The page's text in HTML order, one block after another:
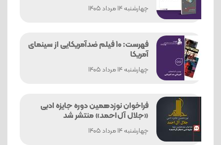
چهارشنبه 14 مرداد 1405
فهرست: 10 فیلم ضدآمریکایی از سینمای
آمریکا
چهارشنبه 14 مرداد 1405
فراخوان نوزدهمین دوره جایزه ادبی
«جلال آل‌احمد» منتشر شد
چهارشنبه 14 مرداد 1405